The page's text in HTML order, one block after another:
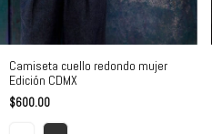
Camiseta cuello redondo mujer
Edición CDMX
$600.00